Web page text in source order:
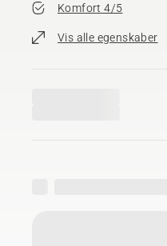
Komfort 4/5
Vis alle egenskaber